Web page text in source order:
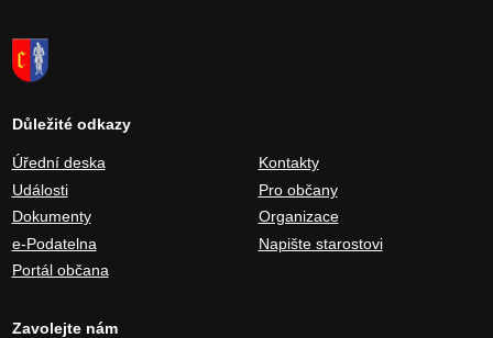
Důležité odkazy
Úřední deska
Události
Dokumenty
e-Podatelna
Portál občana
Kontakty
Pro občany
Organizace
Napište starostovi
Zavolejte nám